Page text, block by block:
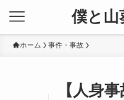
僕と山
ホーム 事件・事故
【人身